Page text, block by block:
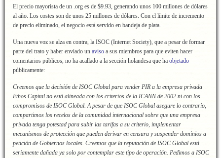
El precio mayorista de un .org es de $9.93, generando unos 100 millones de dólares
al año. Los costes son de unos 25 millones de dólares. Con el límite de incremento
de precio eliminado, el negocio está servido en bandeja de plata.
Una nueva voz se alza en contra, la ISOC (Internet Society), que a pesar de formar
parte del trato y haber enviado un aviso a sus miembros para que eviten hacer
comentarios públicos, no ha acallado a la sección holandesa que ha objetado
públicamente:
Creemos que la decisión de ISOC Global para vender PIR a la empresa privada
Ethos Capital no está alineada con los criterios de la ICANN de 2002 ni con los
compromisos de ISOC Global. A pesar de que ISOC Global asegure lo contrario,
compartimos los recelos de la comunidad internacional sobre que una empresa
privada tenga potestad para subir las tarifas a su criterio, implementar
mecanismos de protección que pueden derivar en censura y suspender dominios a
petición de Gobiernos locales. Creemos que la reputación de ISOC Global está
seriamente dañada ya solo por contemplar este tipo de operación. Pedimos a ISOC